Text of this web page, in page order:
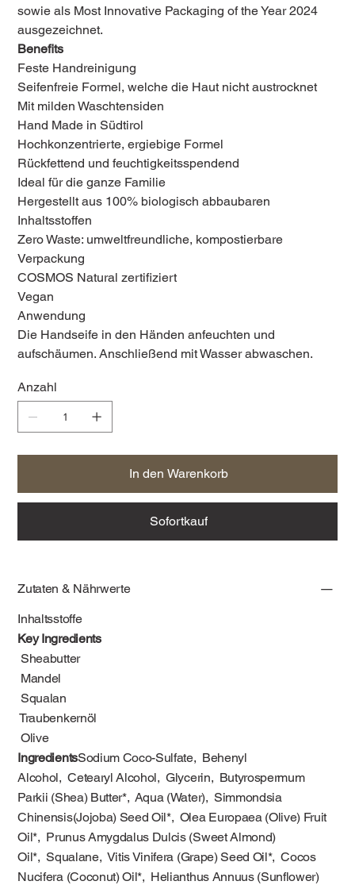
sowie als Most Innovative Packaging of the Year 2024
ausgezeichnet.
Benefits
Feste Handreinigung
Seifenfreie Formel, welche die Haut nicht austrocknet
Mit milden Waschtensiden
Hand Made in Südtirol
Hochkonzentrierte, ergiebige Formel
Rückfettend und feuchtigkeitsspendend
Ideal für die ganze Familie
Hergestellt aus 100% biologisch abbaubaren
Inhaltsstoffen
Zero Waste: umweltfreundliche, kompostierbare
Verpackung
COSMOS Natural zertifiziert
Vegan
Anwendung
Die Handseife in den Händen anfeuchten und
aufschäumen. Anschließend mit Wasser abwaschen.
Anzahl
In den Warenkorb
Sofortkauf
Zutaten & Nährwerte
Inhaltsstoffe
Key Ingredients
Sheabutter
Mandel
Squalan
Traubenkernöl
Olive
IngredientsSodium Coco-Sulfate, Behenyl
Alcohol, Cetearyl Alcohol, Glycerin, Butyrospermum
Parkii (Shea) Butter*, Aqua (Water), Simmondsia
Chinensis(Jojoba) Seed Oil*, Olea Europaea (Olive) Fruit
Oil*, Prunus Amygdalus Dulcis (Sweet Almond)
Oil*, Squalane, Vitis Vinifera (Grape) Seed Oil*, Cocos
Nucifera (Coconut) Oil*, Helianthus Annuus (Sunflower)